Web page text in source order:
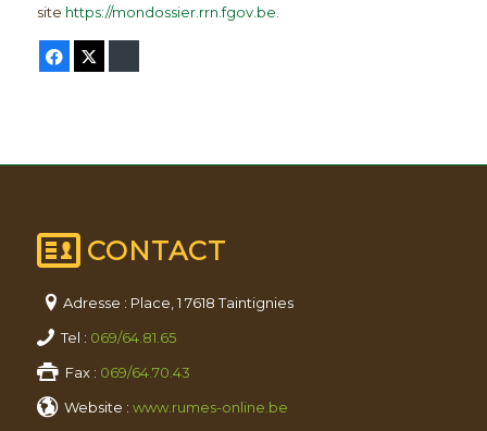
site https://mondossier.rrn.fgov.be.
Facebook
CONTACT
Adresse : Place, 1 7618 Taintignies
Tel : 069/64.81.65
Fax : 069/64.70.43
Website :www.rumes-online.be